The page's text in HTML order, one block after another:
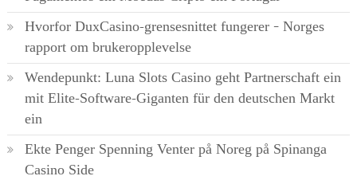
Hvorfor DuxCasino-grensesnittet fungerer – Norges
rapport om brukeropplevelse
Wendepunkt: Luna Slots Casino geht Partnerschaft ein
mit Elite-Software-Giganten für den deutschen Markt
ein
Ekte Penger Spenning Venter på Noreg på Spinanga
Casino Side